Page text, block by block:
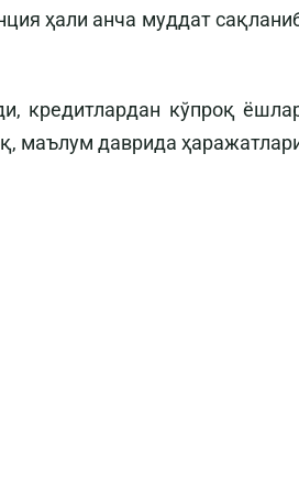
ҳали анча муддат
кредитлардан кўпроқ
маълум даврида